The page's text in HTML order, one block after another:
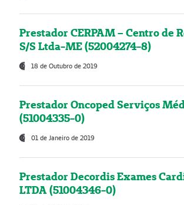
Prestador CERPAM – Centro de
S/S Ltda-ME (52004274-8)
18 de Outubro de 2019
Prestador Oncoped Serviços
(51004335-0)
01 de Janeiro de 2019
Prestador Decordis Exames
LTDA (51004346-0)